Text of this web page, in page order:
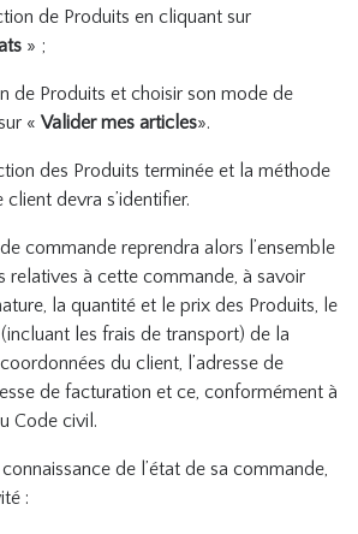
de Produits en cliquant sur
» ;
de Produits et choisir son mode de
« Valider mes articles».
des Produits terminée et la méthode
client devra s’identifier.
commande reprendra alors l’ensemble
relatives à cette commande, à savoir
la quantité et le prix des Produits, le
les frais de transport) de la
du client, l’adresse de
de facturation et ce, conformément à
Code civil.
de l’état de sa commande,
: